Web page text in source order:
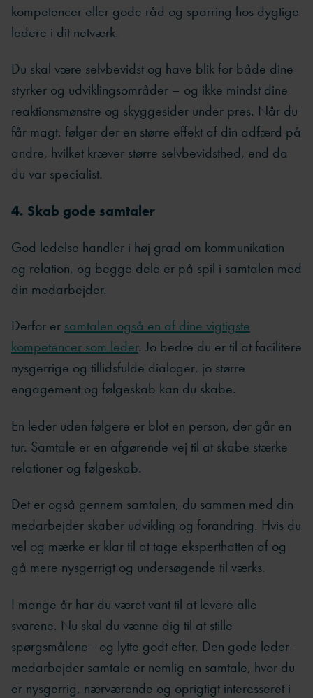
kompetencer eller gode råd og sparring hos dygtige
ledere i dit netværk.
Du skal være selvbevidst og have blik for både dine
styrker og udviklingsområder – og ikke mindst dine
reaktionsmønstre og skyggesider under pres. Når du
får magt, følger der en større effekt af din adfærd på
andre, hvilket kræver større selvbevidsthed, end da
du var specialist.
4. Skab gode samtaler
God ledelse handler i høj grad om kommunikation
og relation, og begge dele er på spil i samtalen med
din medarbejder.
Derfor er samtalen også en af dine vigtigste
kompetencer som leder. Jo bedre du er til at facilitere
nysgerrige og tillidsfulde dialoger, jo større
engagement og følgeskab kan du skabe.
En leder uden følgere er blot en person, der går en
tur. Samtale er en afgørende vej til at skabe stærke
relationer og følgeskab.
Det er også gennem samtalen, du sammen med din
medarbejder skaber udvikling og forandring. Hvis du
vel og mærke er klar til at tage eksperthatten af og
gå mere nysgerrigt og undersøgende til værks.
I mange år har du været vant til at levere alle
svarene. Nu skal du vænne dig til at stille
spørgsmålene - og lytte godt efter. Den gode leder-
medarbejder samtale er nemlig en samtale, hvor du
er nysgerrig, nærværende og oprigtigt interesseret i